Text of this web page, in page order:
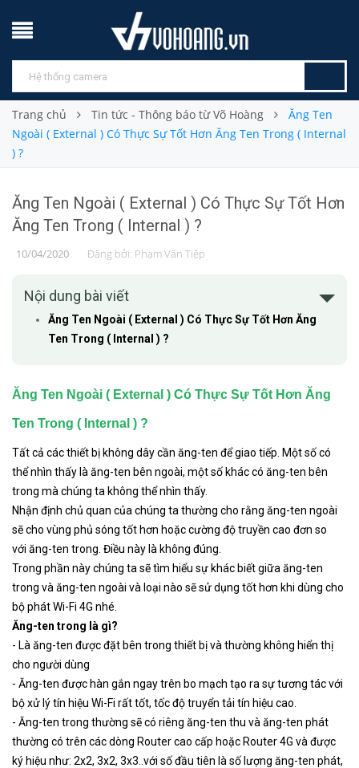
Trang chủ Tin tức - Thông báo từ Võ Hoàng
Ăng Ten
Ngoài ( External ) Có Thực Sự Tốt Hơn Ăng Ten Trong ( Internal
) ?
Ăng Ten Ngoài ( External ) Có Thực Sự Tốt Hơn
Ăng Ten Trong ( Internal ) ?
10/04/2020 Đăng bởi: Phạm Văn Tiệp
Nội dung bài viết
Ăng Ten Ngoài ( External ) Có Thực Sự Tốt Hơn Ăng
Ten Trong ( Internal ) ?
Ăng Ten Ngoài ( External ) Có Thực Sự Tốt Hơn Ăng
Ten Trong ( Internal ) ?
Tất cả các thiết bị không dây cần ăng-ten để giao tiếp. Một số có
thể nhìn thấy là ăng-ten bên ngoài, một số khác có ăng-ten bên
trong mà chúng ta không thể nhìn thấy.
Nhận định chủ quan của chúng ta thường cho rằng ăng-ten ngoài
sẽ cho vùng phủ sóng tốt hơn hoặc cường độ truyền cao đơn so
với ăng-ten trong. Điều này là không đúng.
Trong phần này chúng ta sẽ tìm hiểu sự khác biết giữa ăng-ten
trong và ăng-ten ngoài và loại nào sẽ sử dụng tốt hơn khi dùng cho
bộ phát Wi-Fi 4G nhé.
Ăng-ten trong là gì?
- Là ăng-ten được đặt bên trong thiết bị và thường không hiển thị
cho người dùng
- Ăng-ten được hàn gắn ngay trên bo mạch tạo ra sự tương tác với
bộ xử lý tín hiệu Wi-Fi rất tốt, tốc độ truyển tải tín hiệu cao.
- Ăng-ten trong thường sẽ có riêng ăng-ten thu và ăng-ten phát
thường có trên các dòng Router cao cấp hoặc Router 4G và được
ký hiệu như: 2x2, 3x2, 3x3..với số đầu tiên là số lượng ăng-ten phát,